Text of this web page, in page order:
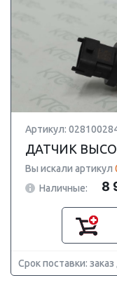
Артикул:
ДАТЧИК
Вы искали артикул
Наличные:
8
Срок поставки: